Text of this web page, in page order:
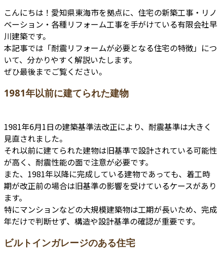
こんにちは！愛知県東海市を拠点に、住宅の新築工事・リノ
ベーション・各種リフォーム工事を手がけている有限会社早
川建築です。
本記事では「耐震リフォームが必要となる住宅の特徴」につ
いて、分かりやすく解説いたします。
ぜひ最後までご覧ください。
1981年以前に建てられた建物
1981年6月1日の建築基準法改正により、耐震基準は大きく
見直されました。
それ以前に建てられた建物は旧基準で設計されている可能性
が高く、耐震性能の面で注意が必要です。
また、1981年以降に完成している建物であっても、着工時
期が改正前の場合は旧基準の影響を受けているケースがあり
ます。
特にマンションなどの大規模建築物は工期が長いため、完成
年だけで判断せず、構造や設計基準の確認が重要です。
ビルトインガレージのある住宅